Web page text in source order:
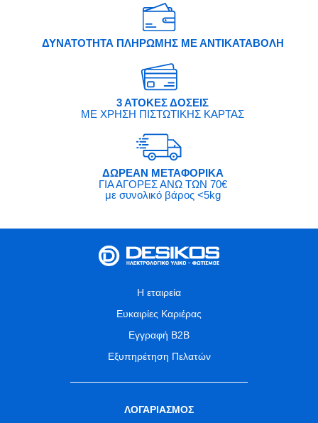
ΔΥΝΑΤΟΤΗΤΑ ΠΛΗΡΩΜΗΣ ΜΕ ΑΝΤΙΚΑΤΑΒΟΛΗ
3 ΑΤΟΚΕΣ ΔΟΣΕΙΣ
ΜΕ ΧΡΗΣΗ ΠΙΣΤΩΤΙΚΗΣ ΚΑΡΤΑΣ
ΔΩΡΕΑΝ ΜΕΤΑΦΟΡΙΚΑ
ΓΙΑ ΑΓΟΡΕΣ ΑΝΩ ΤΩΝ 70€
με συνολικό βάρος <5kg
Η εταιρεία
Ευκαιρίες Καριέρας
Εγγραφή B2B
Εξυπηρέτηση Πελατών
ΛΟΓΑΡΙΑΣΜΟΣ